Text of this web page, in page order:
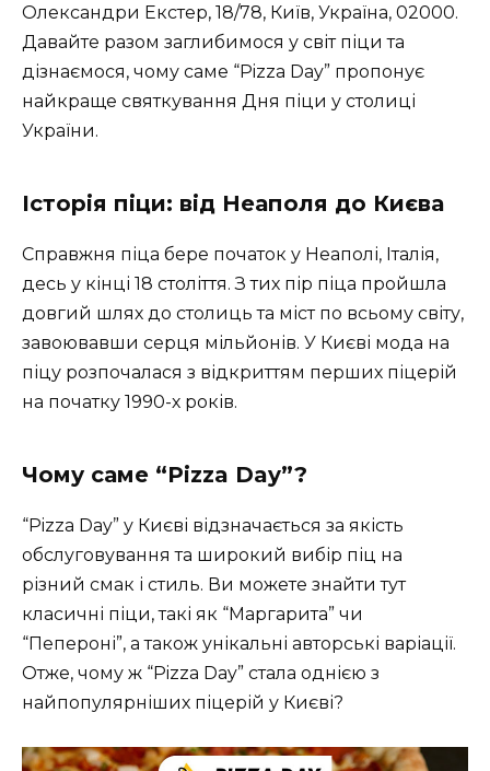
Олександри Екстер, 18/78, Київ, Україна, 02000.
Давайте разом заглибимося у світ піци та
дізнаємося, чому саме “Pizza Day” пропонує
найкраще святкування Дня піци у столиці
України.
Історія піци: від Неаполя до Києва
Справжня піца бере початок у Неаполі, Італія,
десь у кінці 18 століття. З тих пір піца пройшла
довгий шлях до столиць та міст по всьому світу,
завоювавши серця мільйонів. У Києві мода на
піцу розпочалася з відкриттям перших піцерій
на початку 1990-х років.
Чому саме “Pizza Day”?
“Pizza Day” у Києві відзначається за якість
обслуговування та широкий вибір піц на
різний смак і стиль. Ви можете знайти тут
класичні піци, такі як “Маргарита” чи
“Пепероні”, а також унікальні авторські варіації.
Отже, чому ж “Pizza Day” стала однією з
найпопулярніших піцерій у Києві?